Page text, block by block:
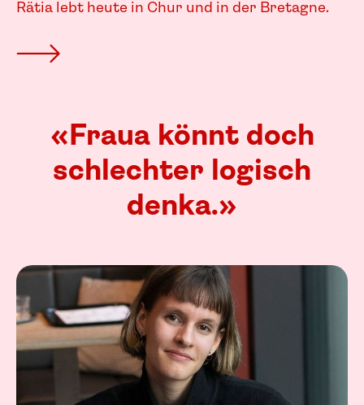
Rätia lebt heute in Chur und in der Bretagne.
«Fraua könnt doch
schlechter logisch
denka.»